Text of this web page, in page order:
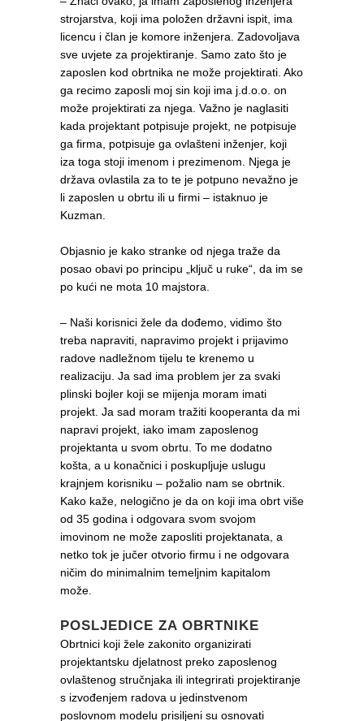
strojarstva, koji ima položen državni ispit, ima
licencu i član je komore inženjera. Zadovoljava
sve uvjete za projektiranje. Samo zato što je
zaposlen kod obrtnika ne može projektirati. Ako
ga recimo zaposli moj sin koji ima j.d.o.o. on
može projektirati za njega. Važno je naglasiti
kada projektant potpisuje projekt, ne potpisuje
ga firma, potpisuje ga ovlašteni inženjer, koji
iza toga stoji imenom i prezimenom. Njega je
država ovlastila za to te je potpuno nevažno je
li zaposlen u obrtu ili u firmi – istaknuo je
Kuzman.
Objasnio je kako stranke od njega traže da
posao obavi po principu „ključ u ruke“, da im se
po kući ne mota 10 majstora.
– Naši korisnici žele da dođemo, vidimo što
treba napraviti, napravimo projekt i prijavimo
radove nadležnom tijelu te krenemo u
realizaciju. Ja sad ima problem jer za svaki
plinski bojler koji se mijenja moram imati
projekt. Ja sad moram tražiti kooperanta da mi
napravi projekt, iako imam zaposlenog
projektanta u svom obrtu. To me dodatno
košta, a u konačnici i poskupljuje uslugu
krajnjem korisniku – požalio nam se obrtnik.
Kako kaže, nelogično je da on koji ima obrt više
od 35 godina i odgovara svom svojom
imovinom ne može zaposliti projektanata, a
netko tok je jučer otvorio firmu i ne odgovara
ničim do minimalnim temeljnim kapitalom
može.
POSLJEDICE ZA OBRTNIKE
Obrtnici koji žele zakonito organizirati
projektantsku djelatnost preko zaposlenog
ovlaštenog stručnjaka ili integrirati projektiranje
s izvođenjem radova u jedinstvenom
poslovnom modelu prisiljeni su osnovati